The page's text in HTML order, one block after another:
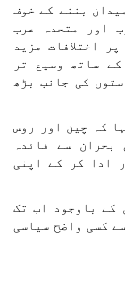
بننے کے خوف
اور متحدہ عرب
اختلافات مزید
ساتھ وسیع تر
کی جانب بڑھ
کہ چین اور روس
بحران سے فائدہ
ادا کر کے اپنی
کے باوجود اب تک
کسی واضح سیاسی